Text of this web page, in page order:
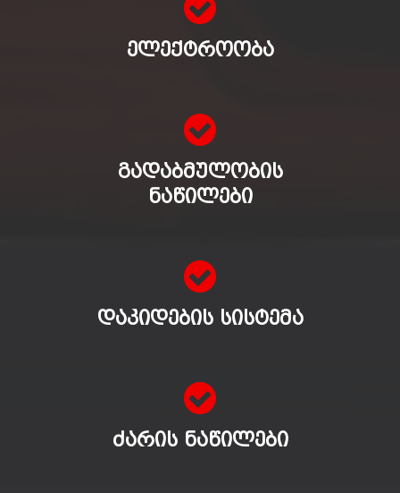
ᲔᲚᲔᲥᲢᲠᲝᲝᲑᲐ
ᲒᲐᲓᲐᲑᲛᲣᲚᲝᲑᲘᲡ
ᲜᲐᲬᲘᲚᲔᲑᲘ
ᲓᲐᲙᲘᲓᲔᲑᲘᲡ ᲡᲘᲡᲢᲔᲛᲐ
ᲫᲐᲠᲘᲡ ᲜᲐᲬᲘᲚᲔᲑᲘ